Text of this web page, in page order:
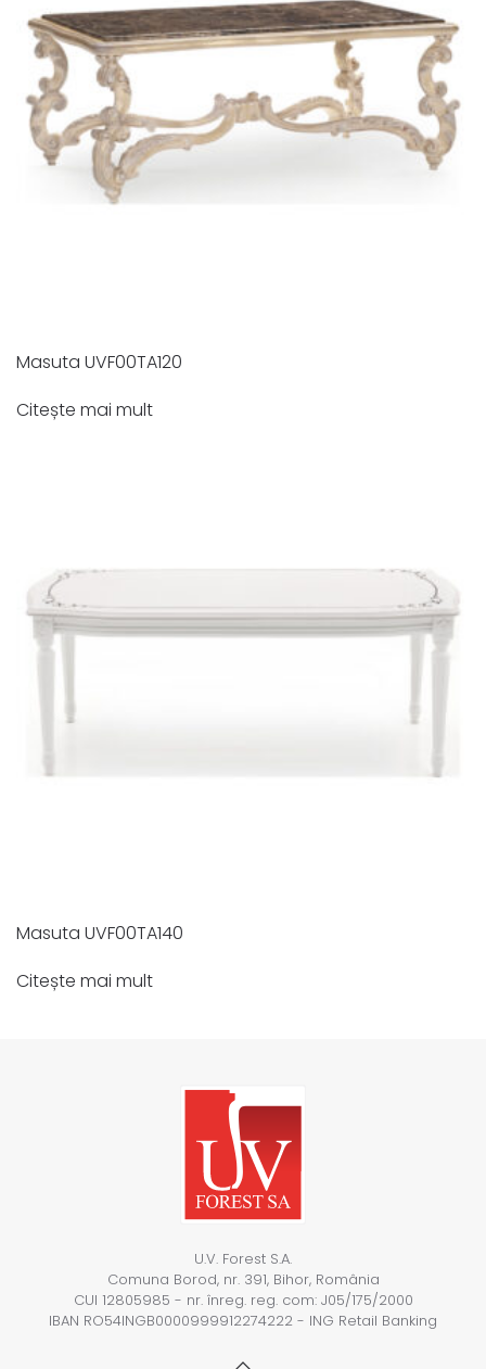
Masuta UVF00TA120
Citește mai mult
Masuta UVF00TA140
Citește mai mult
U.V. Forest S.A.
Comuna Borod, nr. 391, Bihor, România
CUI 12805985 - nr. înreg. reg. com: J05/175/2000
IBAN RO54INGB0000999912274222 - ING Retail Banking